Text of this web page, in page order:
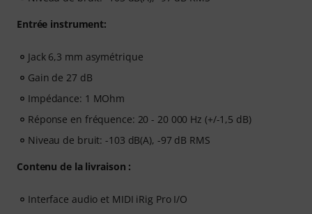
Entrée instrument:
Jack 6,3 mm asymétrique
Gain de 27 dB
Impédance: 1 MOhm
Réponse en fréquence: 20 - 20 000 Hz (+/-1,5 dB)
Niveau de bruit: -103 dB(A), -97 dB RMS
Contenu de la livraison :
Interface audio et MIDI iRig Pro I/O